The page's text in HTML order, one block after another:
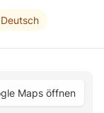
Deutsch
Maps öffnen